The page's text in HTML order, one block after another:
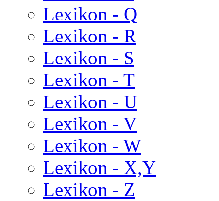
Lexikon - Q
Lexikon - R
Lexikon - S
Lexikon - T
Lexikon - U
Lexikon - V
Lexikon - W
Lexikon - X,Y
Lexikon - Z